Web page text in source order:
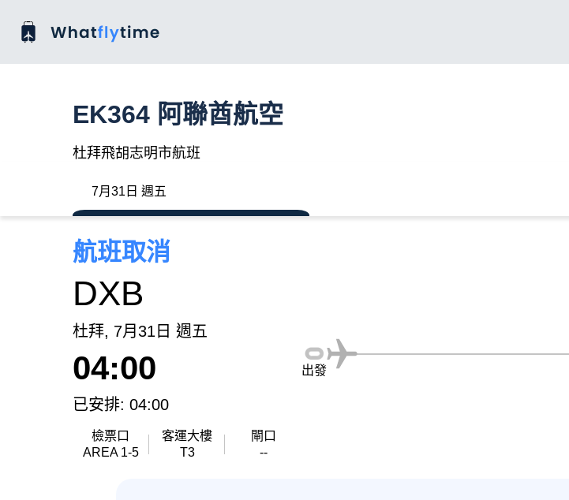
EK364 阿聯酋航空
杜拜飛胡志明市航班
7月31日 週五
航班取消
DXB
杜拜, 7月31日 週五
04:00
已安排: 04:00
檢票口
AREA 1-5
客運大樓
T3
閘口
--
出發